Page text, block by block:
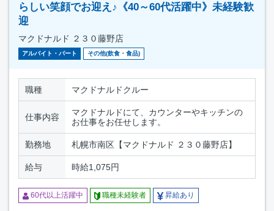
らしい笑顔でお迎え♪《40～60代活躍中》未経験歓
迎
マクドナルド ２３０藤野店
アルバイト・パート その他(飲食・食品)
職種 マクドナルドクルー
仕事内容
マクドナルドにて、カウンターやキッチンの
お仕事をお任せします。
勤務地 札幌市南区【マクドナルド ２３０藤野店】
給与 時給1,075円
60代以上活躍中 職種未経験者 昇給あり